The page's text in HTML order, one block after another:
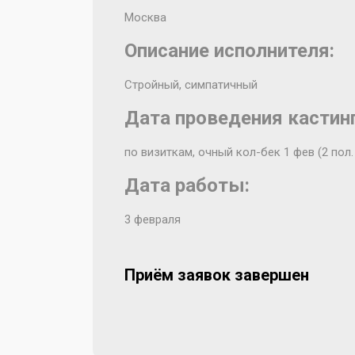
Москва
Описание исполнителя:
Стройный, симпатичный
Дата проведения
по визиткам, очный кол-бек 1 фев (2
Дата работы:
3 февраля
Приём заявок завершен